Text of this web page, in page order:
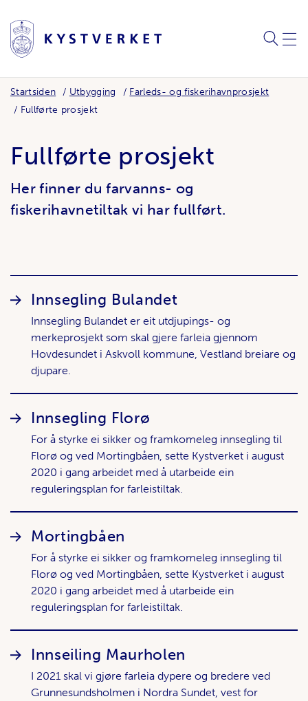
SØK
Startsiden Utbygging
Farleds- og fiskerihavnprosjekt
Fullførte prosjekt
Fullførte prosjekt
Her finner du farvanns- og
fiskerihavnetiltak vi har fullført.
Innsegling Bulandet
Innsegling Bulandet er eit utdjupings- og
merkeprosjekt som skal gjere farleia gjennom
Hovdesundet i Askvoll kommune, Vestland breiare og
djupare.
Innsegling Florø
For å styrke ei sikker og framkomeleg innsegling til
Florø og ved Mortingbåen, sette Kystverket i august
2020 i gang arbeidet med å utarbeide ein
reguleringsplan for farleistiltak.
Mortingbåen
For å styrke ei sikker og framkomeleg innsegling til
Florø og ved Mortingbåen, sette Kystverket i august
2020 i gang arbeidet med å utarbeide ein
reguleringsplan for farleistiltak.
Innseiling Maurholen
I 2021 skal vi gjøre farleia dypere og bredere ved
Grunnesundsholmen i Nordra Sundet, vest for